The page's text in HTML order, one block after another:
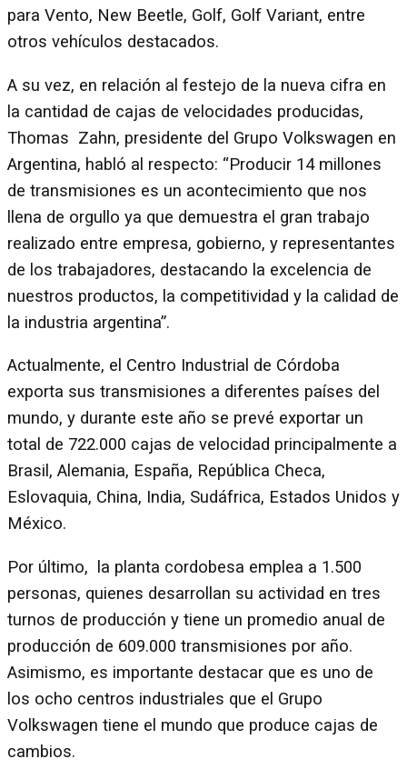
para Vento, New Beetle, Golf, Golf Variant, entre
otros vehículos destacados.
A su vez, en relación al festejo de la nueva cifra en
la cantidad de cajas de velocidades producidas,
Thomas Zahn, presidente del Grupo Volkswagen en
Argentina, habló al respecto: “Producir 14 millones
de transmisiones es un acontecimiento que nos
llena de orgullo ya que demuestra el gran trabajo
realizado entre empresa, gobierno, y representantes
de los trabajadores, destacando la excelencia de
nuestros productos, la competitividad y la calidad de
la industria argentina”.
Actualmente, el Centro Industrial de Córdoba
exporta sus transmisiones a diferentes países del
mundo, y durante este año se prevé exportar un
total de 722.000 cajas de velocidad principalmente a
Brasil, Alemania, España, República Checa,
Eslovaquia, China, India, Sudáfrica, Estados Unidos y
México.
Por último, la planta cordobesa emplea a 1.500
personas, quienes desarrollan su actividad en tres
turnos de producción y tiene un promedio anual de
producción de 609.000 transmisiones por año.
Asimismo, es importante destacar que es uno de
los ocho centros industriales que el Grupo
Volkswagen tiene el mundo que produce cajas de
cambios.